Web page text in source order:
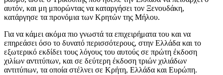
αυτόν, και μη μπορώντας να καταργήσει τον Ξενουδάκη,
κατάργησε τα προνόμια των Κρητών της Μήλου.
Για να κάμει ακόμα πιο γνωστά τα επιχειρήματα του και να
επηρεάσει όσο το δυνατό περισσότερους, στην Ελλάδα και το
εξωτερικό εκδίδει τους λόγους του αυτούς σε πρώτη έκδοση
χιλίων αντιτύπων, και σε δεύτερη έκδοση τριών χιλιάδων
αντιτύπων, τα οποία στέλνει σε Κρήτη, Ελλάδα και Ευρώπη.